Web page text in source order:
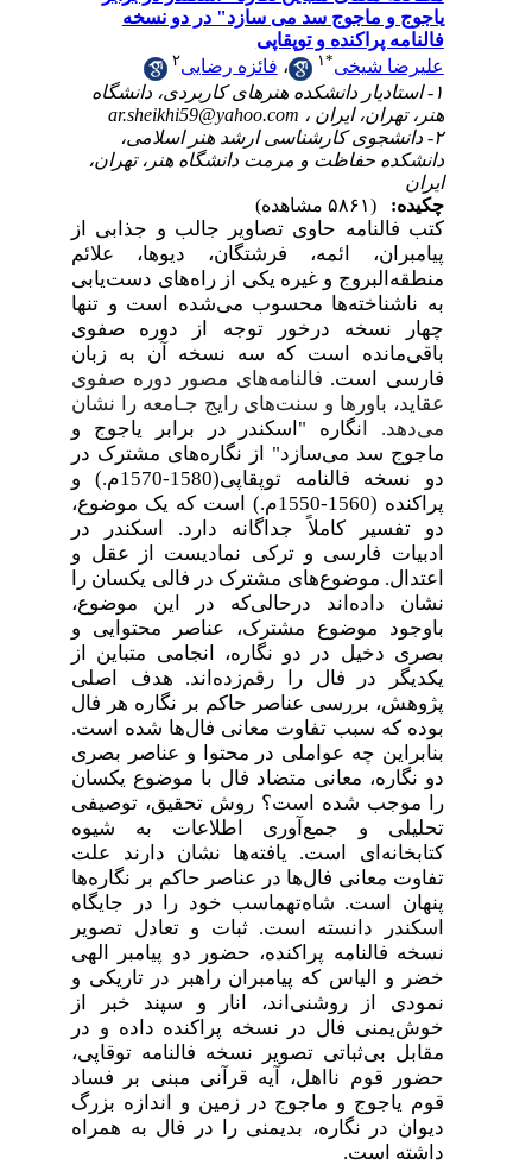
یاجوج و ماجوج سد می سازد" در دو نسخه
فالنامه پراکنده و توپقاپی
علیرضا شیخی * ۱ ،فائزه رضایی
۱- استادیار دانشکده هنرهای کاربردی، دانشگاه
هنر، تهران، ایران ،ar.sheikhi59@yahoo.com
۲- دانشجوی کارشناسی ارشد هنر اسلامی،
دانشکده حفاظت و مرمت دانشگاه هنر، تهران،
(۵۸۶۱ مشاهده)
کتب فالنامه حاوی تصاویر جالب و جذابی از
پیامبران، ائمه، فرشتگان، دیوها، علائم
منطقه‌البروج و غیره یکی از راه‌های دست‌یابی
به ناشناخته‌ها محسوب می‌شده است و تنها
چهار نسخه درخور توجه از دوره صفوی
باقی‌مانده است که سه نسخه آن به زبان
فارسی است. فالنامه‌های مصور‌ دوره صفوی
عقاید، باورها و سنت‌های رایج جـامعه را نشان
انگاره "اسکندر در برابر یاجوج و
ماجوج سد می‌سازد" از نگاره‌های مشترک در
دو نسخه فالنامه توپقاپی(1580-1570م.) و
(1560-1550م.) است که یک موضوع،
دو تفسیر کاملاً جداگانه دارد. اسکندر در
ادبیات فارسی و ترکی نمادیست از عقل و
اعتدال. موضوع‌های مشترک در فالی یکسان را
نشان داده‌اند درحالی‌که در این موضوع،
باوجود موضوع مشترک، عناصر محتوایی و
بصری دخیل در دو نگاره، انجامی متباین از
یکدیگر در فال را رقم‌زده‌اند. هدف اصلی
پژوهش، بررسی عناصر حاکم بر نگاره هر فال
بوده که سبب تفاوت معانی فال‌ها شده است.
بنابراین چه عواملی در محتوا و عناصر بصری
دو نگاره، معانی متضاد فال با موضوع یکسان
را موجب شده است؟ روش تحقیق، توصیفی
تحلیلی و جمع‌آوری اطلاعات به شیوه
کتابخانه‌ای است. یافته‌ها نشان دارند علت
تفاوت معانی فال‌ها در عناصر حاکم بر نگاره‌ها
پنهان است. شاه‌تهماسب خود را در جایگاه
اسکندر دانسته است. ثبات و تعادل تصویر
نسخه فالنامه پراکنده، حضور دو پیامبر الهی
خضر و الیاس که پیامبران راهبر در تاریکی و
نمودی از روشنی‌اند، انار و سپند خبر از
خوش‌یمنی فال در نسخه پراکنده داده و در
مقابل بی‌ثباتی تصویر نسخه فالنامه توقاپی،
حضور قوم نااهل، آیه قرآنی مبنی بر فساد
قوم یاجوج و ماجوج در زمین و اندازه بزرگ
دیوان در نگاره، بدیمنی را در فال به همراه
داشته است.